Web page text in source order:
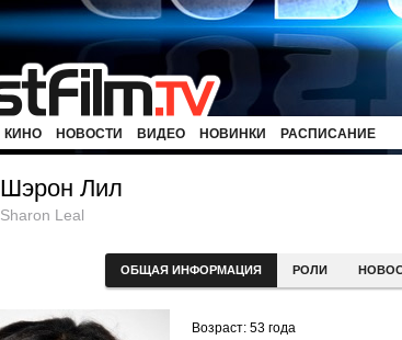
КИНО НОВОСТИ ВИДЕО НОВИНКИ РАСПИСАНИЕ
Шэрон Лил
Sharon Leal
ОБЩАЯ ИНФОРМАЦИЯ РОЛИ
Возраст: 53 года